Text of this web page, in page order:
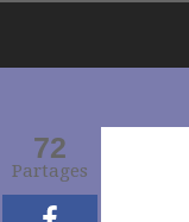
72
Partages